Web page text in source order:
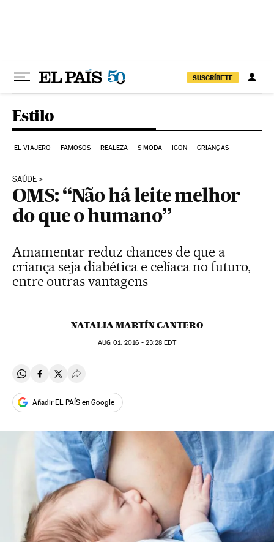
SUSCRÍBETE
Estilo
EL VIAJERO FAMOSOS REALEZA S MODA ICON CRIANÇAS
SAÚDE
OMS: “Não há leite melhor
do que o humano”
Amamentar reduz chances de que a
criança seja diabética e celíaca no futuro,
entre outras vantagens
NATALIA MARTÍN CANTERO
AUG 01, 2016 - 23:28 EDT
Compartir en Whatsapp
Compartir en Facebook
Compartir en Twitter
Desplegar Redes Sociales
Añadir EL PAÍS en Google